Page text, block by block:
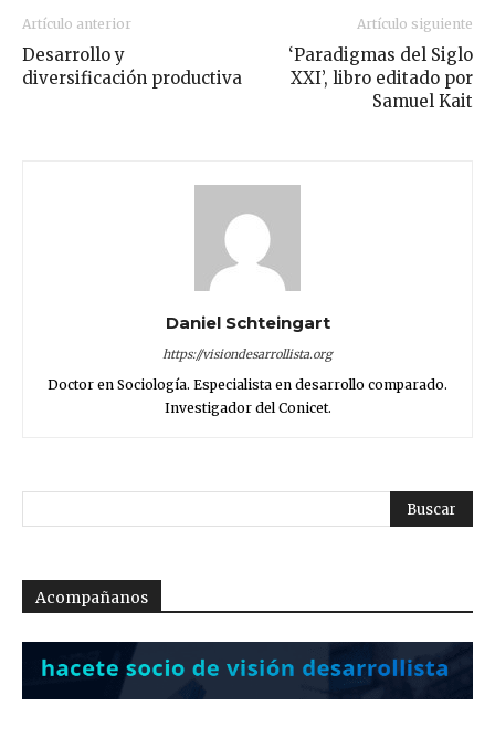
Artículo anterior
Desarrollo y
diversificación productiva
Artículo siguiente
‘Paradigmas del Siglo
XXI’, libro editado por
Samuel Kait
Daniel Schteingart
https://visiondesarrollista.org
Doctor en Sociología. Especialista en desarrollo comparado.
Investigador del Conicet.
Acompañanos